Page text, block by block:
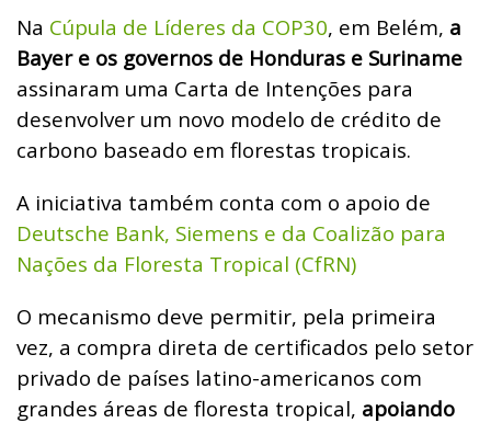
Na Cúpula de Líderes da COP30, em Belém, a
Bayer e os governos de Honduras e Suriname
assinaram uma Carta de Intenções para
desenvolver um novo modelo de crédito de
carbono baseado em florestas tropicais.
A iniciativa também conta com o apoio de
Deutsche Bank, Siemens e da Coalizão para
Nações da Floresta Tropical (CfRN)
O mecanismo deve permitir, pela primeira
vez, a compra direta de certificados pelo setor
privado de países latino-americanos com
grandes áreas de floresta tropical, apoiando